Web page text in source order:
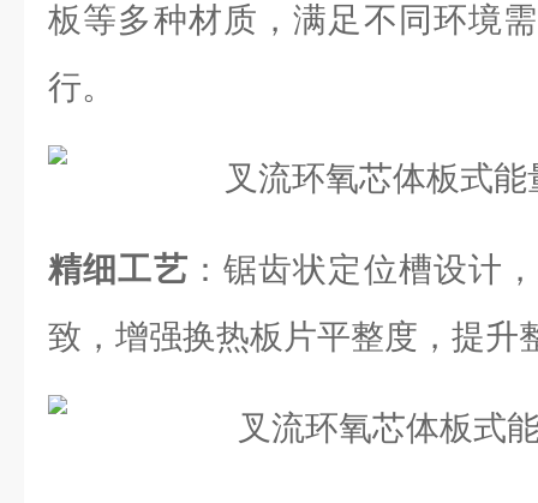
板等多种材质，满足不同环境
行。
精细工艺 ：锯齿状定位槽设计
致，增强换热板片平整度，提升